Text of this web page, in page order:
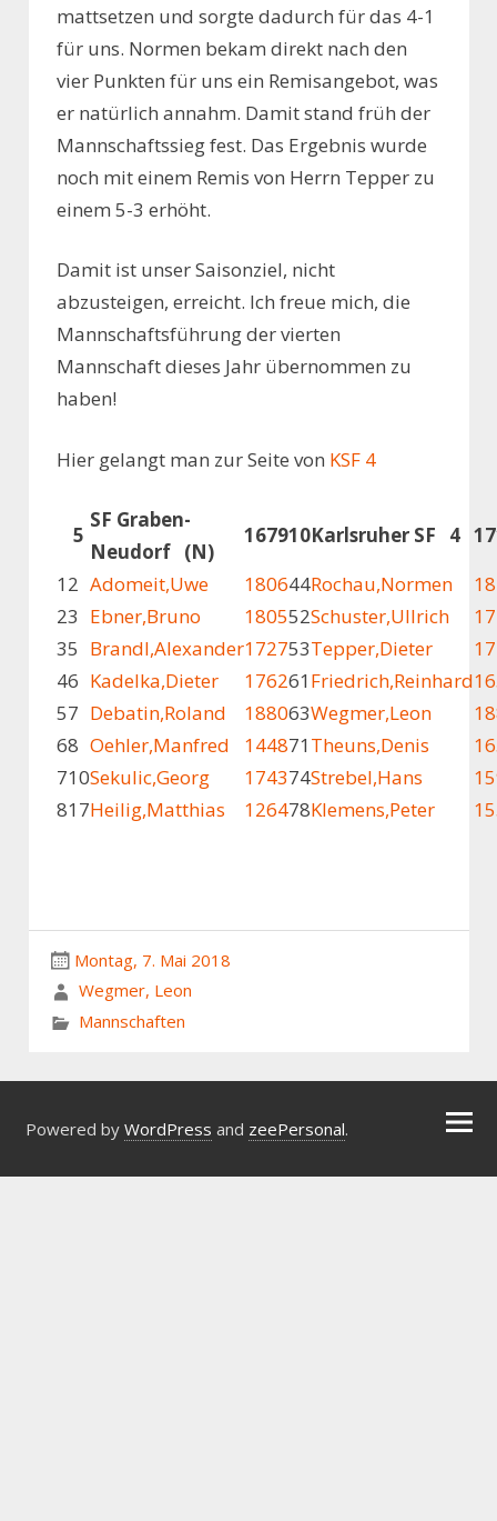
mattsetzen und sorgte dadurch für das 4-1
für uns. Normen bekam direkt nach den
vier Punkten für uns ein Remisangebot, was
er natürlich annahm. Damit stand früh der
Mannschaftssieg fest. Das Ergebnis wurde
noch mit einem Remis von Herrn Tepper zu
einem 5-3 erhöht.
Damit ist unser Saisonziel, nicht
abzusteigen, erreicht. Ich freue mich, die
Mannschaftsführung der vierten
Mannschaft dieses Jahr übernommen zu
haben!
Hier gelangt man zur Seite von KSF 4
5
SF Graben-
Neudorf (N)
167910Karlsruher SF 4
12 Adomeit,Uwe 180644Rochau,Normen
23 Ebner,Bruno 180552Schuster,Ullrich
35 Brandl,Alexander172753Tepper,Dieter
46 Kadelka,Dieter 176261Friedrich,Reinhard
57 Debatin,Roland 188063Wegmer,Leon
68 Oehler,Manfred 144871Theuns,Denis
710Sekulic,Georg 174374Strebel,Hans
817Heilig,Matthias 126478Klemens,Peter
Montag, 7. Mai 2018
Wegmer, Leon
Mannschaften
Powered by WordPress and zeePersonal.